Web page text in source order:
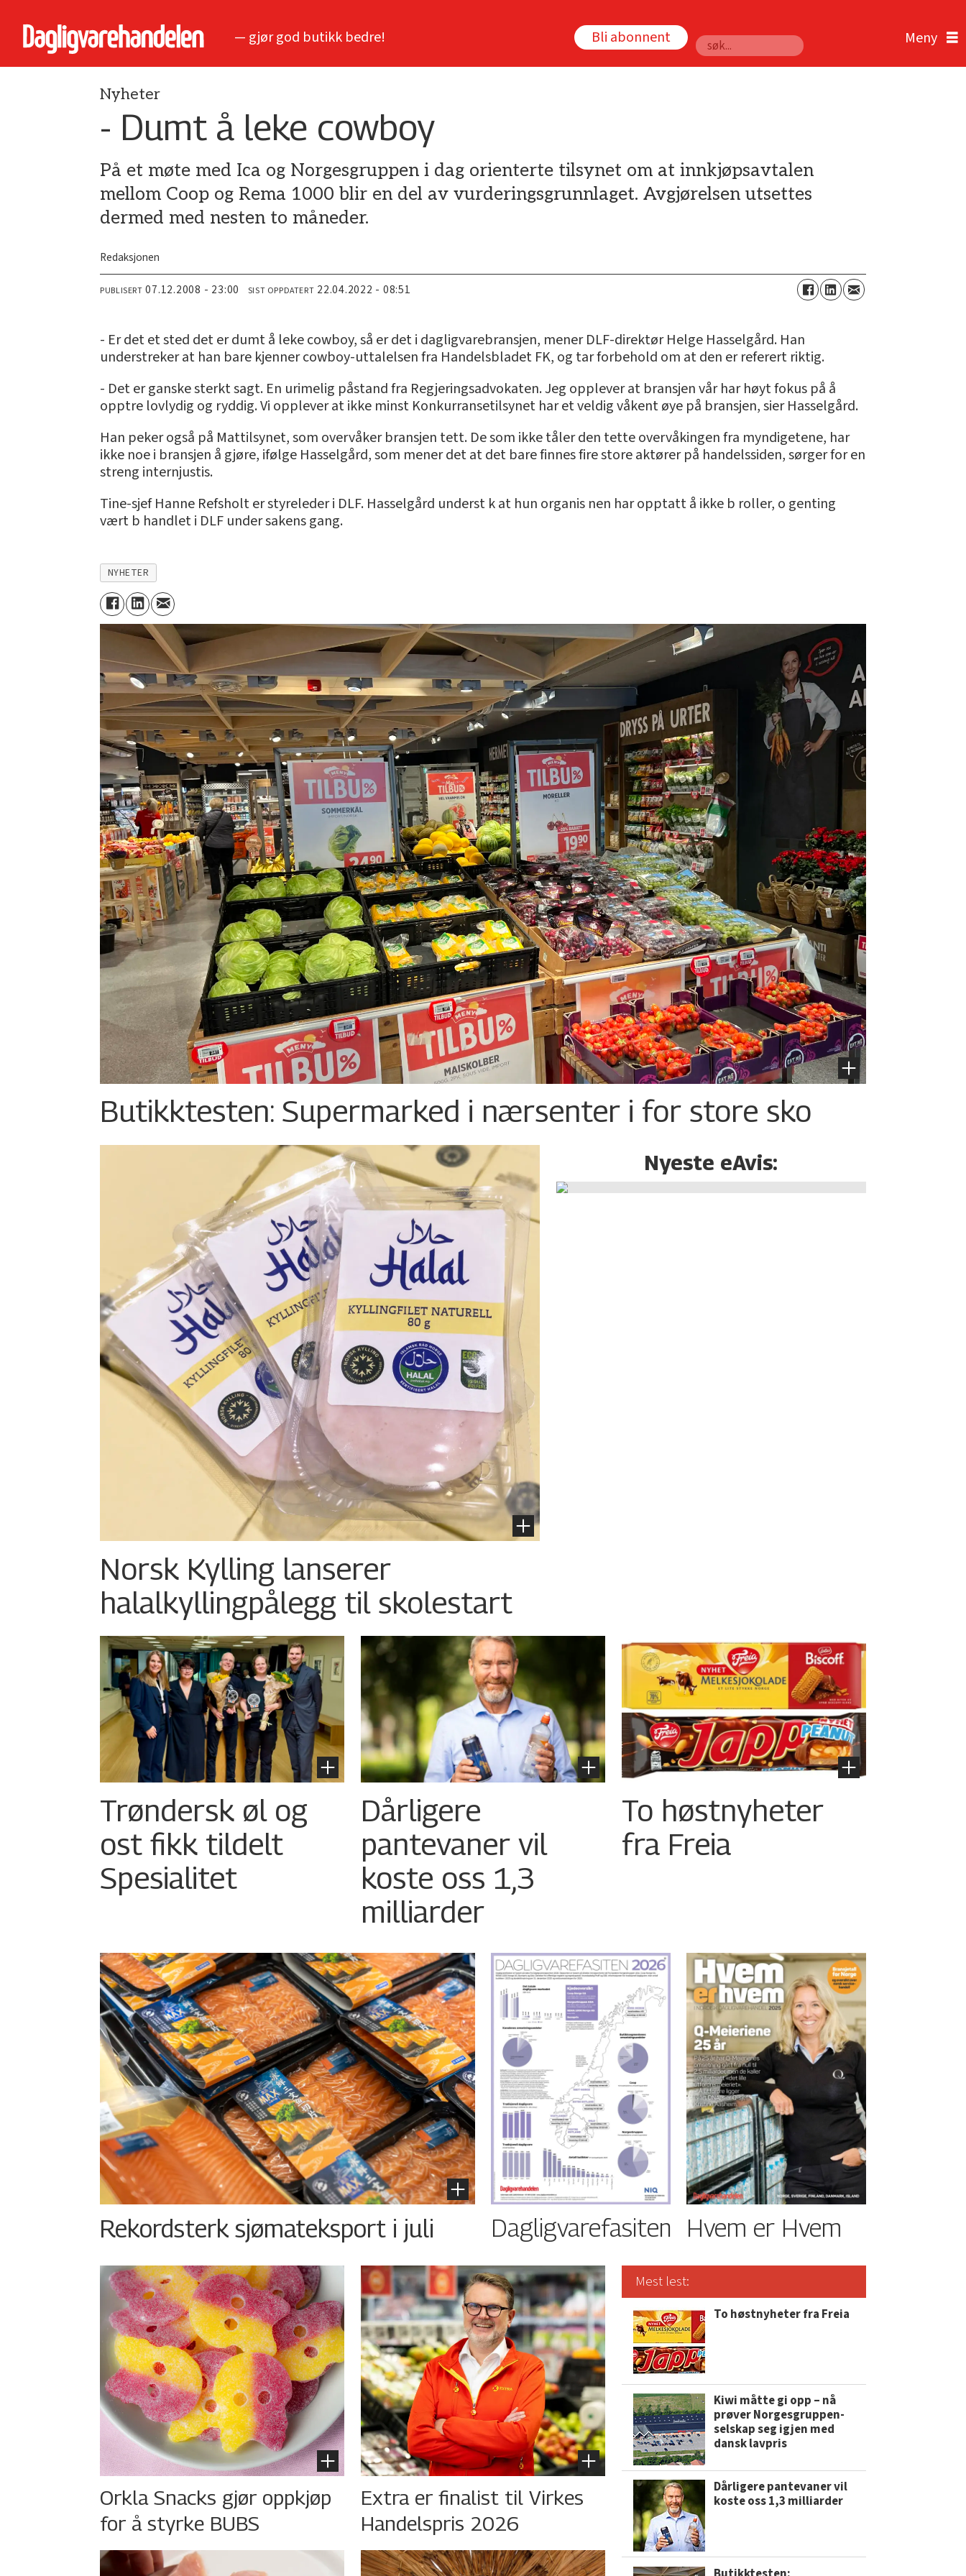
— gjør god butikk bedre! Bli abonnent
Søk
Nyheter
- Dumt å leke cowboy
På et møte med Ica og Norgesgruppen i dag orienterte tilsynet om at innkjøpsavtalen
mellom Coop og Rema 1000 blir en del av vurderingsgrunnlaget. Avgjørelsen utsettes
dermed med nesten to måneder.
Redaksjonen
PUBLISERT 07.12.2008 - 23:00 SIST OPPDATERT 22.04.2022 - 08:51
- Er det et sted det er dumt å leke cowboy, så er det i dagligvarebransjen, mener DLF-direktør Helge Hasselgård. Han
understreker at han bare kjenner cowboy-uttalelsen fra Handelsbladet FK, og tar forbehold om at den er referert riktig.
- Det er ganske sterkt sagt. En urimelig påstand fra Regjeringsadvokaten. Jeg opplever at bransjen vår har høyt fokus på å
opptre lovlydig og ryddig. Vi opplever at ikke minst Konkurransetilsynet har et veldig våkent øye på bransjen, sier Hasselgård.
Han peker også på Mattilsynet, som overvåker bransjen tett. De som ikke tåler den tette overvåkingen fra myndigetene, har
ikke noe i bransjen å gjøre, ifølge Hasselgård, som mener det at det bare finnes fire store aktører på handelssiden, sørger for en
streng internjustis.
Tine-sjef Hanne Refsholt er styreleder i DLF. Hasselgård underst k at hun organis nen har opptatt å ikke b roller, o genting
vært b handlet i DLF under sakens gang.
NYHETER
Butikktesten: Supermarked i nærsenter i for store sko
Norsk Kylling lanserer
halalkylling­pålegg til skolestart
Nyeste eAvis:
Trøndersk øl og
ost fikk tildelt
Spesialitet
Dårligere
pantevaner vil
koste oss 1,3
milliarder
To høstnyheter
fra Freia
Rekordsterk sjømateksport i juli Dagligvarefasiten Hvem er Hvem
Orkla Snacks gjør oppkjøp
for å styrke BUBS
Extra er finalist til Virkes
Handelspris 2026
Mest lest:
To høstnyheter fra Freia
Kiwi måtte gi opp – nå
prøver Norgesgruppen-
selskap seg igjen med
dansk lavpris
Dårligere pantevaner vil
koste oss 1,3 milliarder